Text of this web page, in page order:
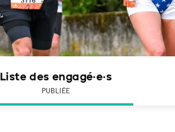
Liste des engagé·e·s
PUBLIÉE